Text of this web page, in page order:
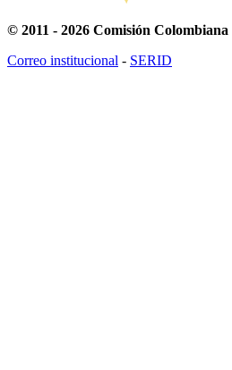
© 2011 - 2026 Comisión Colombiana
Correo institucional - SERID